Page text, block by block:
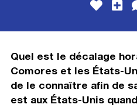
Quel est le décalage
Comores et les États-
de le connaître afin de
est aux États-Unis